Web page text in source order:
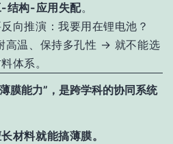
-结构-应用失配。
向推演：我要用在锂电池？
高温、保持多孔性 → 就不能选
体系。
膜能力”，是跨学科的协同系统
材料就能搞薄膜。